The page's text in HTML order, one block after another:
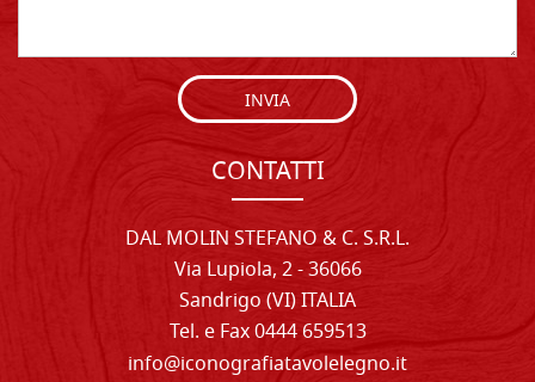
INVIA
CONTATTI
DAL MOLIN STEFANO & C. S.R.L.
Via Lupiola, 2 - 36066
Sandrigo (VI) ITALIA
Tel. e Fax 0444 659513
info@iconografiatavolelegno.it